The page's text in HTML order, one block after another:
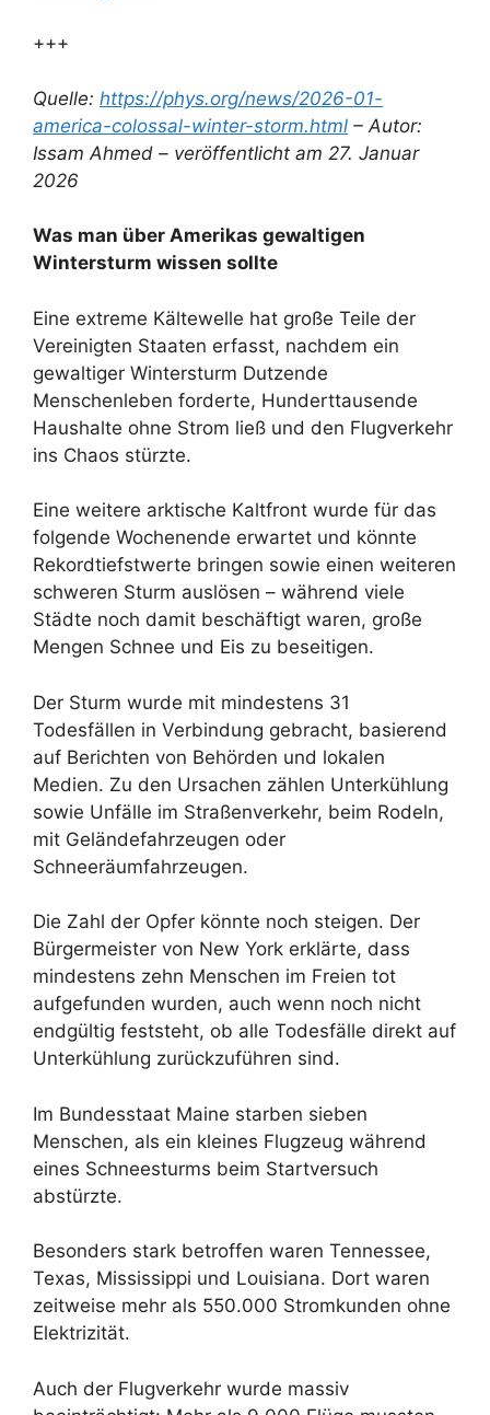
+++
Quelle: https://phys.org/news/2026-01-
america-colossal-winter-storm.html – Autor:
Issam Ahmed – veröffentlicht am 27. Januar
2026
Was man über Amerikas gewaltigen
Wintersturm wissen sollte
Eine extreme Kältewelle hat große Teile der
Vereinigten Staaten erfasst, nachdem ein
gewaltiger Wintersturm Dutzende
Menschenleben forderte, Hunderttausende
Haushalte ohne Strom ließ und den Flugverkehr
ins Chaos stürzte.
Eine weitere arktische Kaltfront wurde für das
folgende Wochenende erwartet und könnte
Rekordtiefstwerte bringen sowie einen weiteren
schweren Sturm auslösen – während viele
Städte noch damit beschäftigt waren, große
Mengen Schnee und Eis zu beseitigen.
Der Sturm wurde mit mindestens 31
Todesfällen in Verbindung gebracht, basierend
auf Berichten von Behörden und lokalen
Medien. Zu den Ursachen zählen Unterkühlung
sowie Unfälle im Straßenverkehr, beim Rodeln,
mit Geländefahrzeugen oder
Schneeräumfahrzeugen.
Die Zahl der Opfer könnte noch steigen. Der
Bürgermeister von New York erklärte, dass
mindestens zehn Menschen im Freien tot
aufgefunden wurden, auch wenn noch nicht
endgültig feststeht, ob alle Todesfälle direkt auf
Unterkühlung zurückzuführen sind.
Im Bundesstaat Maine starben sieben
Menschen, als ein kleines Flugzeug während
eines Schneesturms beim Startversuch
abstürzte.
Besonders stark betroffen waren Tennessee,
Texas, Mississippi und Louisiana. Dort waren
zeitweise mehr als 550.000 Stromkunden ohne
Elektrizität.
Auch der Flugverkehr wurde massiv